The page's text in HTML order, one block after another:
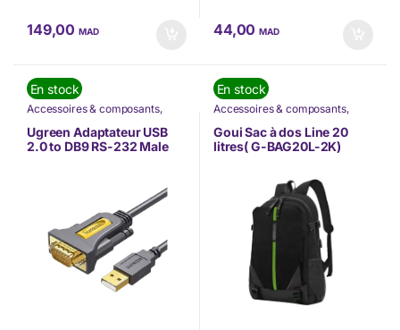
149,00MAD 44,00MAD
En stock
Accessoires & composants,
Ugreen
Ugreen Adaptateur USB
2.0 to DB9 RS-232 Male
En stock
Accessoires & composants,
pas rater
Goui Sac à dos Line 20
litres( G-BAG20L-2K)